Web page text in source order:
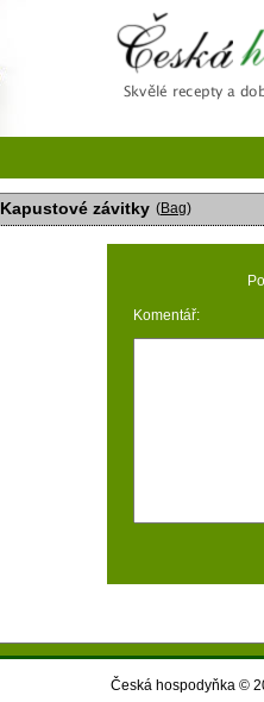
Kapustové závitky (Bag)
Komentář:
Česká hospodyňka ©